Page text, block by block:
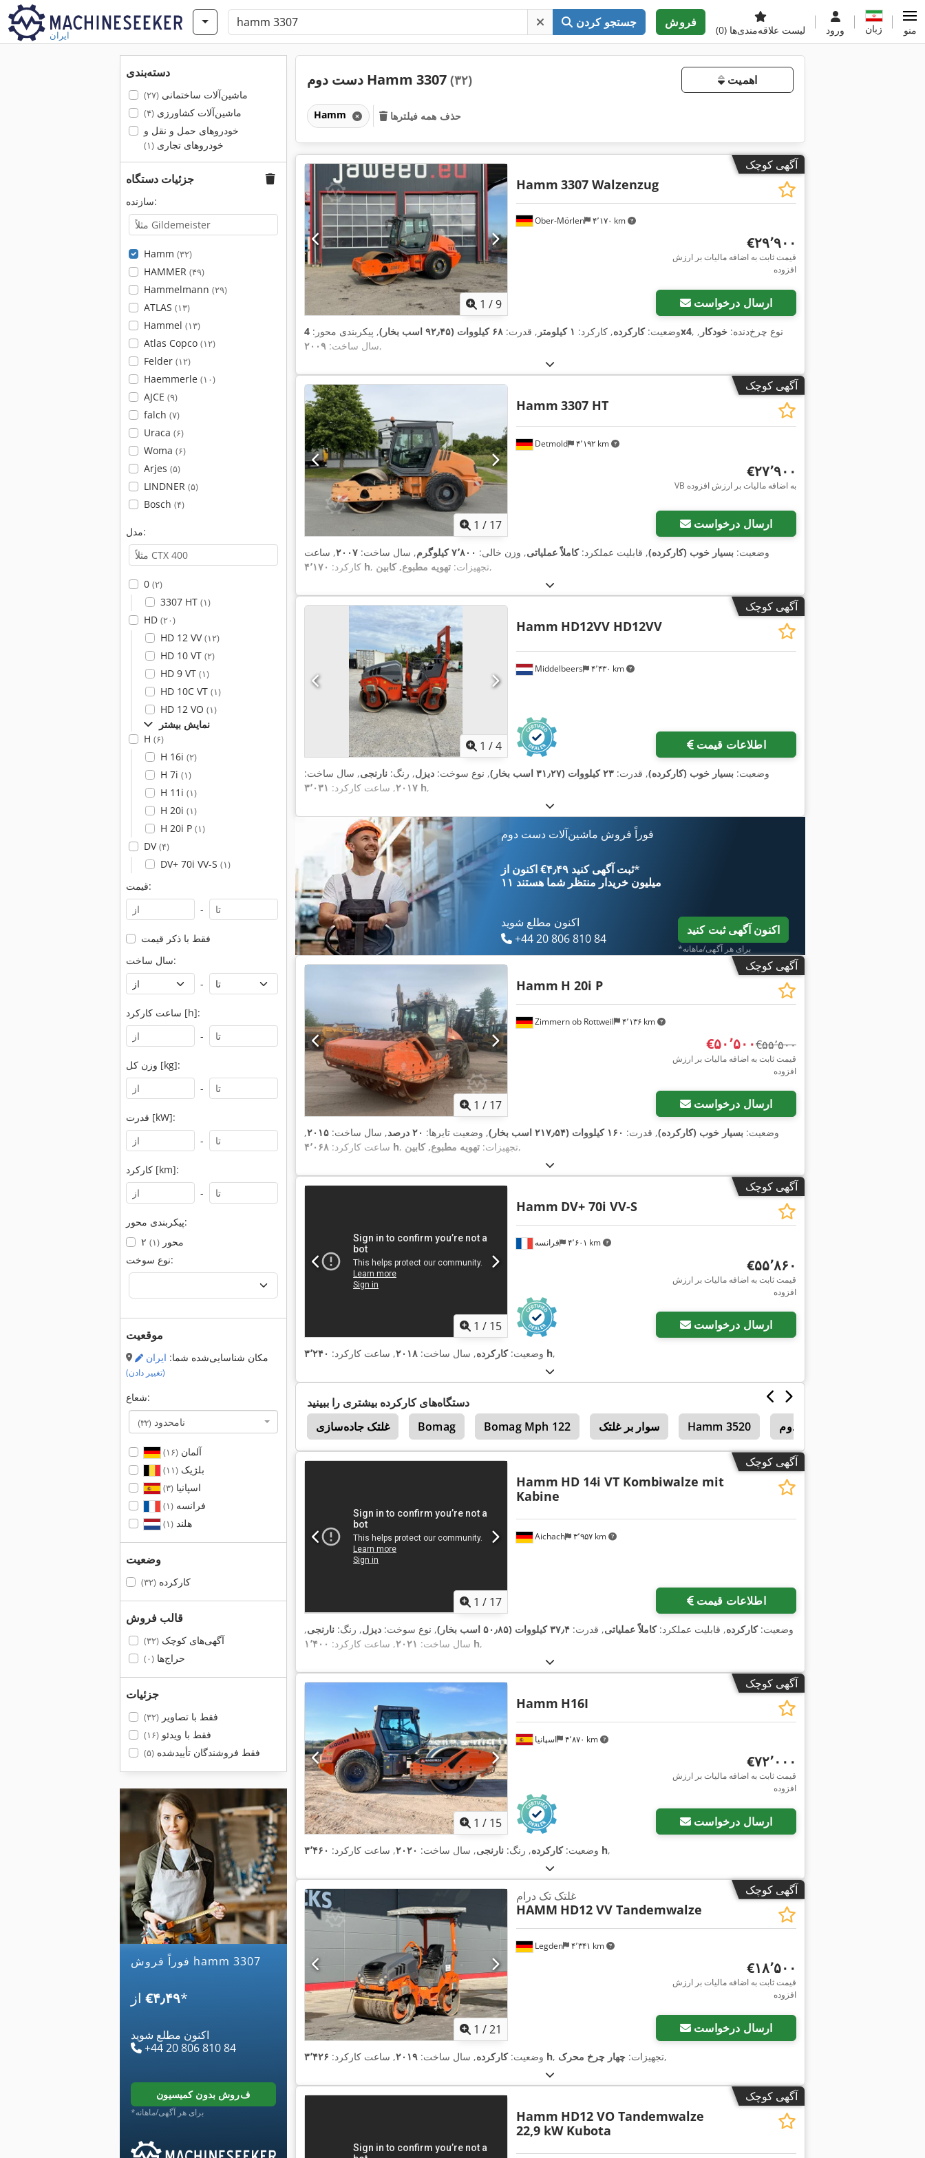
ایران
جستجو کردن فروش
لیست علاقه‌مندی‌ها (0) ورود زبان منو
دسته‌بندی
ماشین‌آلات ساختمانی(۲۷)
ماشین‌آلات کشاورزی(۴)
خودروهای حمل و نقل و
خودروهای تجاری(۱)
جزئیات دستگاه
سازنده:
Hamm (۳۲)
HAMMER (۴۹)
Hammelmann (۲۹)
ATLAS (۱۳)
Hammel (۱۳)
Atlas Copco (۱۲)
Felder (۱۲)
Haemmerle (۱۰)
AJCE (۹)
falch (۷)
Uraca (۶)
Woma (۶)
Arjes (۵)
LINDNER (۵)
Bosch (۴)
مدل:
0 (۲)
3307 HT (۱)
HD (۲۰)
HD 12 VV(۱۲)
HD 10 VT (۲)
HD 9 VT (۱)
HD 10C VT (۱)
HD 12 VO (۱)
نمایش بیشتر
H (۶)
H 16i (۲)
H 7i (۱)
H 11i (۱)
H 20i (۱)
H 20i P (۱)
DV(۴)
DV+ 70i VV-S (۱)
قیمت:
-
فقط با ذکر قیمت
سال ساخت:
-
ساعت کارکرد [h]:
-
وزن کل [kg]:
-
قدرت [kW]:
-
کارکرد [km]:
-
پیکربندی محور:
۲ محور(۱)
نوع سوخت:
موقعیت
مکان شناسایی‌شده شما: ایران
(تغییر دادن)
شعاع:
نامحدود (۳۲)
آلمان(۱۶)
بلژیک(۱۱)
اسپانیا(۳)
فرانسه(۱)
هلند(۱)
وضعیت
کارکرده(۳۲)
قالب فروش
آگهی‌های کوچک(۳۲)
حراج‌ها(۰)
جزئیات
فقط با تصاویر(۳۲)
فقط با ویدئو(۱۶)
فقط فروشندگان تأییدشده(۵)
فوراً فروش hamm 3307
‎€۴٫۴۹*
اکنون مطلع شوید
+44 20 806 810 84
فروش بدون کمیسیون
*برای هر آگهی/ماهانه
دست دوم Hamm 3307 (۳۲) اهمیت
Hamm حذف همه فیلترها
آگهی کوچک
1 /9
Ober-Mörlen ۴٬۱۷۰ km
Hamm 3307 Walzenzug
‎€۲۹٬۹۰۰
قیمت ثابت به اضافه مالیات بر ارزش
افزوده
ارسال درخواست
وضعیت:کارکرده, کارکرد: ۱ کیلومتر , قدرت: ۶۸ کیلووات (۹۲٫۴۵ اسب بخار) , پیکربندی محور: 4x4 , نوع چرخ‌دنده: خودکار ,
سال ساخت: ۲۰۰۹ ,
آگهی کوچک
1 / 17
Detmold ۴٬۱۹۲ km
Hamm 3307 HT
‎€۲۷٬۹۰۰
VB به اضافه مالیات بر ارزش افزوده
ارسال درخواست
وضعیت: بسیار خوب (کارکرده), قابلیت عملکرد:کاملاً عملیاتی, وزن خالی: ۷٬۸۰۰ کیلوگرم , سال ساخت: ۲۰۰۷, ساعت
کارکرد: ۴٬۱۷۰ h , تجهیزات: تهویه مطبوع, کابین ,
آگهی کوچک
1 /4
Middelbeers ۴٬۴۳۰ km
Hamm HD12VV HD12VV
اطلاعات قیمت
وضعیت: بسیار خوب (کارکرده), قدرت: ۲۳ کیلووات (۳۱٫۲۷ اسب بخار) , نوع سوخت: دیزل, رنگ: نارنجی, سال ساخت:
۲۰۱۷, ساعت کارکرد: ۳٬۰۳۱ h,
فوراً فروش ماشین‌آلات دست دوم
اکنون از ‎€۴٫۴۹ ثبت آگهی کنید*
۱۱ میلیون خریدار منتظر شما هستند
اکنون مطلع شوید
+44 20 806 810 84
اکنون آگهی ثبت کنید
*برای هر آگهی/ماهانه
آگهی کوچک
1 / 17
Zimmern ob Rottweil ۴٬۱۳۶ km
Hamm H 20i P
‎€۵۰٬۵۰۰ ‎€۵۵٬۵۰۰
قیمت ثابت به اضافه مالیات بر ارزش
افزوده
ارسال درخواست
وضعیت: بسیار خوب (کارکرده), قدرت: ۱۶۰ کیلووات (۲۱۷٫۵۴ اسب بخار) , وضعیت تایرها: ۲۰ درصد , سال ساخت: ۲۰۱۵,
ساعت کارکرد: ۴٬۰۶۸ h , تجهیزات: تهویه مطبوع, کابین ,
آگهی کوچک
1 / 15
فرانسه ۴٬۶۰۱ km
Hamm DV+ 70i VV-S
‎€۵۵٬۸۶۰
قیمت ثابت به اضافه مالیات بر ارزش
افزوده
ارسال درخواست
وضعیت:کارکرده, سال ساخت: ۲۰۱۸, ساعت کارکرد: ۳٬۲۴۰ h,
دستگاه‌های کارکرده بیشتری را ببینید
غلتک جاده‌سازی
Bomag Bomag Mph 122 سوار بر غلتک Hamm 3520 غلتک‌های تاندوم Hamm 3518 Hamm 3414
آگهی کوچک
1 / 17
Aichach ۳٬۹۵۷ km
Hamm HD 14i VT Kombiwalze mit
Kabine
اطلاعات قیمت
وضعیت:کارکرده, قابلیت عملکرد:کاملاً عملیاتی, قدرت: ۳۷٫۴ کیلووات (۵۰٫۸۵ اسب بخار) , نوع سوخت: دیزل, رنگ: نارنجی,
سال ساخت: ۲۰۲۱, ساعت کارکرد: ۱٬۴۰۰ h,
آگهی کوچک
1 / 15
اسپانیا ۴٬۸۷۰ km
Hamm H16I
‎€۷۲٬۰۰۰
قیمت ثابت به اضافه مالیات بر ارزش
افزوده
ارسال درخواست
وضعیت:کارکرده, رنگ: نارنجی, سال ساخت: ۲۰۲۰, ساعت کارکرد: ۳٬۴۶۰ h,
آگهی کوچک
1 /21
Legden ۴٬۳۴۱ km
غلتک تک درام
HAMM HD12 VV Tandemwalze
‎€۱۸٬۵۰۰
قیمت ثابت به اضافه مالیات بر ارزش
افزوده
ارسال درخواست
وضعیت:کارکرده, سال ساخت: ۲۰۱۹, ساعت کارکرد: ۳٬۴۲۶ h , تجهیزات: چهار چرخ محرک ,
آگهی کوچک
Hamm HD12 VO Tandemwalze
22,9 kW Kubota